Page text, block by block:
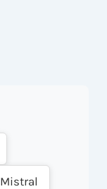
Mistral